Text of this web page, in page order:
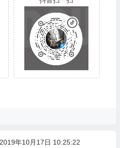
年10月17日 10:25:22